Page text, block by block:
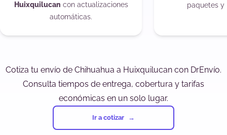
Huixquilucan con actualizaciones
automáticas.
paquetes y
Cotiza tu envío de Chihuahua a Huixquilucan con DrEnvío.
Consulta tiempos de entrega, cobertura y tarifas
económicas en un solo lugar.
Ir a cotizar